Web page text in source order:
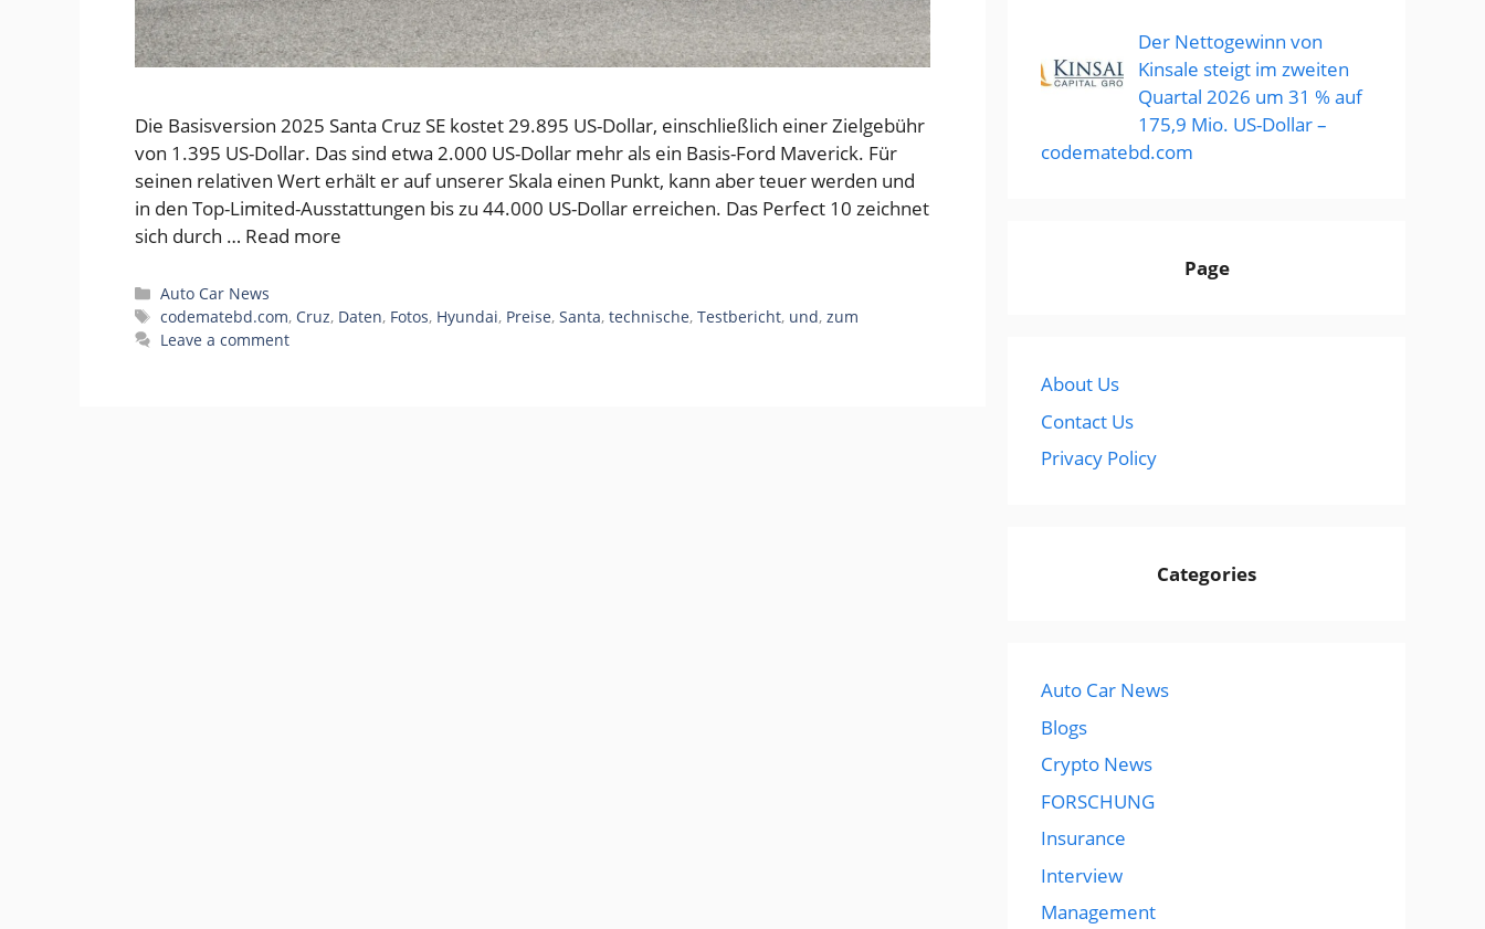
Die Basisversion 2025 Santa Cruz SE kostet 29.895 US-Dollar, einschließlich einer Zielgebühr
von 1.395 US-Dollar. Das sind etwa 2.000 US-Dollar mehr als ein Basis-Ford Maverick. Für
seinen relativen Wert erhält er auf unserer Skala einen Punkt, kann aber teuer werden und
in den Top-Limited-Ausstattungen bis zu 44.000 US-Dollar erreichen. Das Perfect 10 zeichnet
sich durch … Read more
Categories
Auto Car News
Tags
codematebd.com, Cruz, Daten, Fotos, Hyundai, Preise,Santa,technische,Testbericht, und,zum
Leave a comment
Der Nettogewinn von
Kinsale steigt im zweiten
Quartal 2026 um 31 % auf
175,9 Mio. US-Dollar –
codematebd.com
Page
About Us
Contact Us
Privacy Policy
Categories
Auto Car News
Blogs
Crypto News
FORSCHUNG
Insurance
Interview
Management